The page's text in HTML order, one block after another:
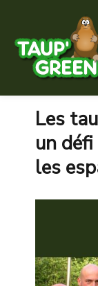
Taup'
Les
un
les